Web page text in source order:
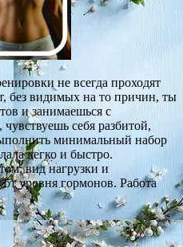
не всегда проходят
без видимых на то причин, ты
и занимаешься с
себя разбитой,
минимальный набор
легко и быстро.
вид нагрузки и
от уровня гормонов. Работа